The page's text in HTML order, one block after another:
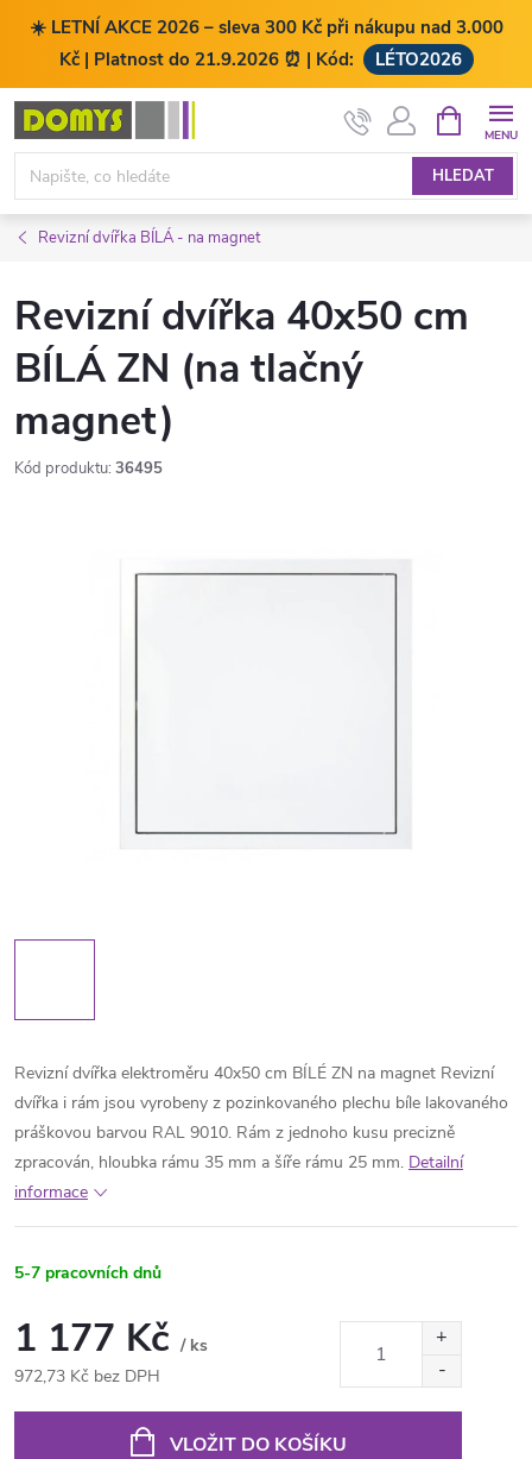
☀️ LETNÍ AKCE 2026 – sleva 300 Kč při nákupu nad 3.000
Kč | Platnost do 21.9.2026 ⏰ | Kód:
LÉTO2026
Přejít
obsah
HLEDAT
NÁKUPNÍ
KOŠÍK
Revizní dvířka BÍLÁ - na magnet
Revizní dvířka 40x50 cm
BÍLÁ ZN (na tlačný
magnet)
Kód produktu: 36495
Revizní dvířka elektroměru 40x50 cm BÍLÉ ZN na magnet Revizní
dvířka i rám jsou vyrobeny z pozinkovaného plechu bíle lakovaného
práškovou barvou RAL 9010. Rám z jednoho kusu precizně
zpracován, hloubka rámu 35 mm a šíře rámu 25 mm. Detailní
informace
5-7 pracovních dnů
1 177 Kč / ks
972,73 Kč bez DPH
VLOŽIT DO KOŠÍKU